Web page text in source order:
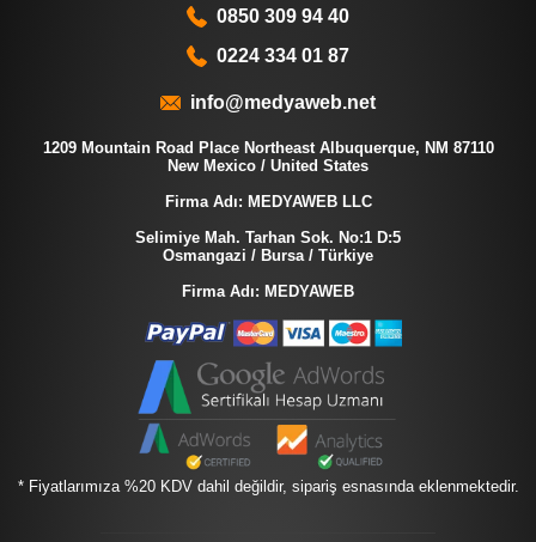
0850 309 94 40
0224 334 01 87
info@medyaweb.net
1209 Mountain Road Place Northeast Albuquerque, NM 87110
New Mexico / United States
Firma Adı: MEDYAWEB LLC
Selimiye Mah. Tarhan Sok. No:1 D:5
Osmangazi / Bursa / Türkiye
Firma Adı: MEDYAWEB
* Fiyatlarımıza %20 KDV dahil değildir, sipariş esnasında eklenmektedir.